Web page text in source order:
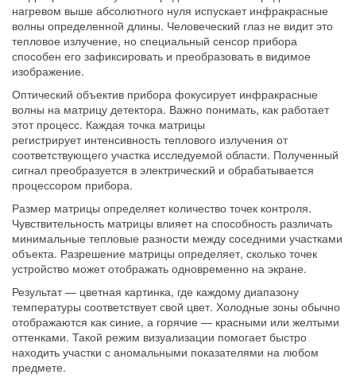
нагревом выше абсолютного нуля испускает инфракрасные
волны определенной длины. Человеческий глаз не видит это
тепловое излучение, но специальный сенсор прибора
способен его зафиксировать и преобразовать в видимое
изображение.
Оптический объектив прибора фокусирует инфракрасные
волны на матрицу детектора. Важно понимать, как работает
этот процесс. Каждая точка матрицы
регистрирует интенсивность теплового излучения от
соответствующего участка исследуемой области. Полученный
сигнал преобразуется в электрический и обрабатывается
процессором прибора.
Размер матрицы определяет количество точек контроля.
Чувствительность матрицы влияет на способность различать
минимальные тепловые разности между соседними участками
объекта. Разрешение матрицы определяет, сколько точек
устройство может отображать одновременно на экране.
Результат — цветная картинка, где каждому диапазону
температуры соответствует свой цвет. Холодные зоны обычно
отображаются как синие, а горячие — красными или желтыми
оттенками. Такой режим визуализации помогает быстро
находить участки с аномальными показателями на любом
предмете.